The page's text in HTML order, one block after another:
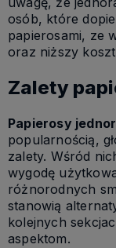
osób, które
papierosami, ze
oraz niższy
Zalety
Papierosy
popularnością,
zalety. Wśród
wygodę
różnorodnych
stanowią
kolejnych
aspektom.